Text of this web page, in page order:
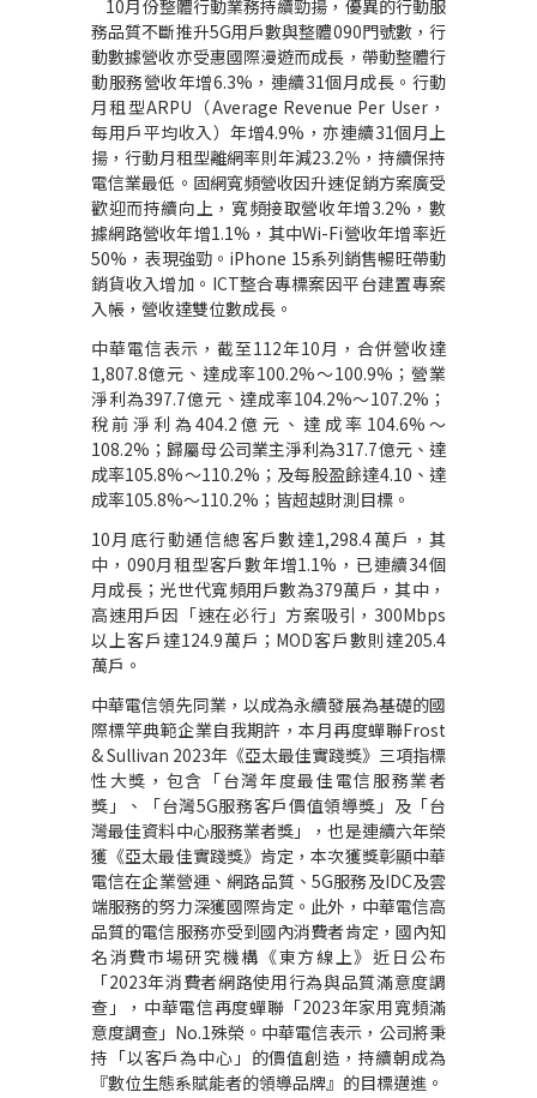
10月份整體行動業務持續勁揚，優異的行動服
務品質不斷推升5G用戶數與整體090門號數，行
動數據營收亦受惠國際漫遊而成長，帶動整體行
動服務營收年增6.3% ，連續31個月成長。行動
月租型ARPU （Average Revenue Per User，
每用戶平均收入）年增4.9% ，亦連續31個月上
揚，行動月租型離網率則年減23.2％，持續保持
電信業最低。固網寬頻營收因升速促銷方案廣受
歡迎而持續向上，寬頻接取營收年增3.2% ，數
據網路營收年增1.1% ，其中Wi-Fi營收年增率近
50% ，表現強勁。 iPhone 15系列銷售暢旺帶動
銷貨收入增加。 ICT整合專標案因平台建置專案
入帳，營收達雙位數成長。
中華電信表示，截至112年10月，合併營收達
1,807.8億元、達成率100.2%～100.9% ；營業
淨利為397.7億元、達成率104.2%～107.2% ；
稅前淨利為404.2 億元、達成率 104.6% ～
108.2% ；歸屬母公司業主淨利為317.7億元、達
成率105.8%～110.2% ；及每股盈餘達4.10 、達
成率105.8%～110.2% ； 皆超越財測目標。
10月底行動通信總客戶數達1,298.4萬戶，其
中， 090月租型客戶數年增1.1% ，已連續34個
月成長；光世代寬頻用戶數為379萬戶，其中，
高速用戶因「速在必行」方案吸引， 300Mbps
以上客戶達124.9萬戶； MOD客戶數則達205.4
萬戶 。
中華電信領先同業，以成為永續發展為基礎的國
際標竿典範企業自我期許，本月再度蟬聯Frost
& Sullivan 2023年《亞太最佳實踐獎》三項指標
性大獎，包含「台灣年度最佳電信服務業者
獎」、「台灣5G服務客戶價值領導獎」及「台
灣最佳資料中心服務業者獎」，也是連續六年榮
獲《亞太最佳實踐獎》肯定，本次獲獎彰顯中華
電信在企業營運、網路品質、5G服務及IDC及雲
端服務的努力深獲國際肯定。此外，中華電信高
品質的電信服務亦受到國內消費者肯定，國內知
名消費市場研究機構《東方線上》近日公布
「2023年消費者網路使用行為與品質滿意度調
查」，中華電信再度蟬聯「2023年家用寬頻滿
意度調查」 No.1殊榮。中華電信表示，公司將秉
持「以客戶為中心」的價值創造，持續朝成為
『數位生態系賦能者的領導品牌』的目標邁進。